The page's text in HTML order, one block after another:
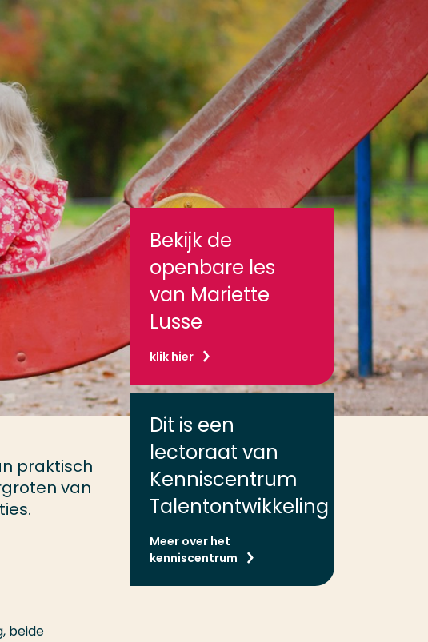
praktisch
van
Bekijk de
openbare les
van Mariette
Lusse
klik hier
Dit is een
lectoraat van
Kenniscentrum
Talentontwikkeling
Meer over het
kenniscentrum
beide